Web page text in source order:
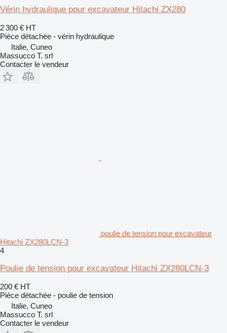
Vérin hydraulique pour excavateur Hitachi ZX280
2 300 € HT
Pièce détachée - vérin hydraulique
Italie, Cuneo
Massucco T. srl
Contacter le vendeur
poulie de tension pour excavateur
Hitachi ZX280LCN-3
4
Poulie de tension pour excavateur Hitachi ZX280LCN-3
200 € HT
Pièce détachée - poulie de tension
Italie, Cuneo
Massucco T. srl
Contacter le vendeur